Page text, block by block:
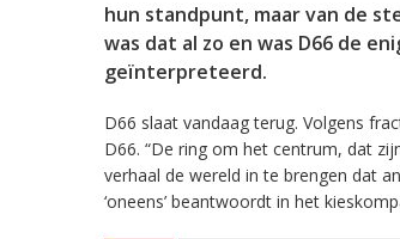
hun standpunt, maar van de
was dat al zo en was D66 de
geïnterpreteerd.
D66 slaat vandaag terug. Volgens
D66. “De ring om het centrum, dat
verhaal de wereld in te brengen dat
‘oneens’ beantwoordt in het